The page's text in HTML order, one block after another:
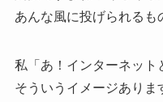
あんな風に投げられるも
私「あ！インターネット
そういうイメージありま